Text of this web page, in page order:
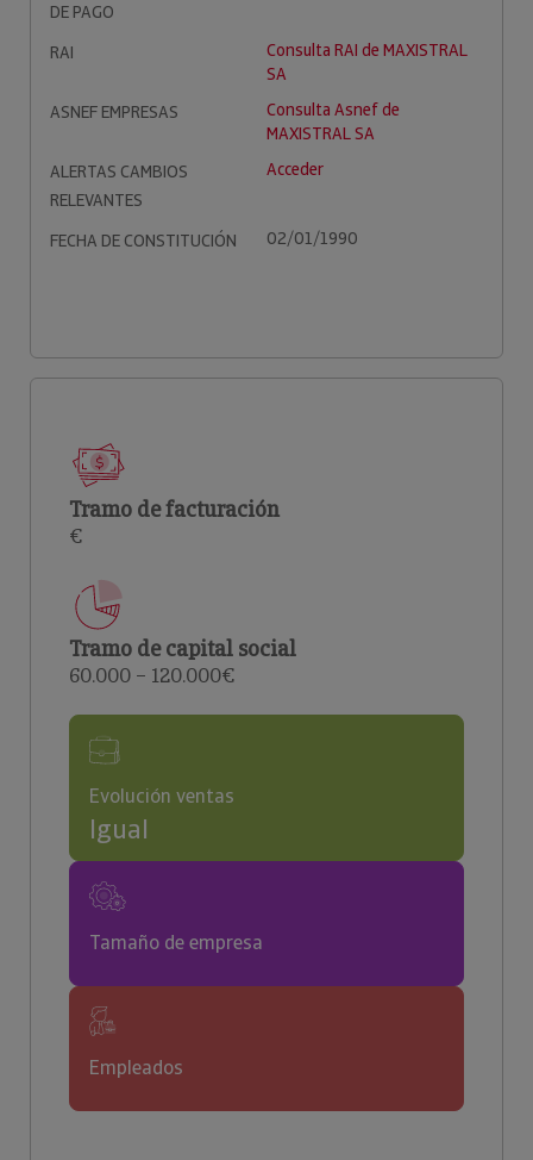
DE PAGO
RAI
Consulta RAI de MAXISTRAL
SA
ASNEF EMPRESAS
Consulta Asnef de
MAXISTRAL SA
ALERTAS CAMBIOS
RELEVANTES
Acceder
FECHA DE CONSTITUCIÓN 02/01/1990
Tramo de facturación
€
Tramo de capital social
60.000 – 120.000€
Evolución ventas
Igual
Tamaño de empresa
Empleados